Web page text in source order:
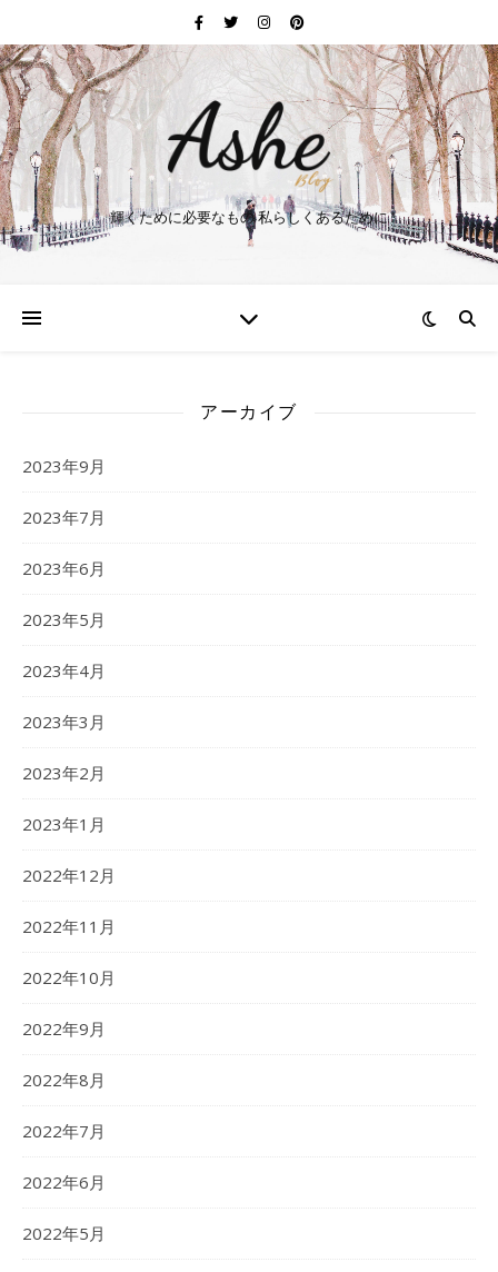
輝くために必要なもの 私らしくあるために
アーカイブ
2023年9月
2023年7月
2023年6月
2023年5月
2023年4月
2023年3月
2023年2月
2023年1月
2022年12月
2022年11月
2022年10月
2022年9月
2022年8月
2022年7月
2022年6月
2022年5月